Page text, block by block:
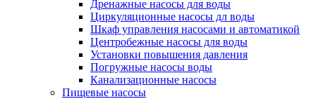
Дренажные насосы для воды
Циркуляционные насосы дл воды
Шкаф управления насосами и автоматикой
Центробежные насосы для воды
Установки повышения давления
Погружные насосы воды
Канализационные насосы
Пищевые насосы